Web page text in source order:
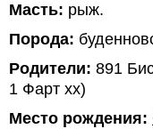
Масть: рыж.
Порода:
Родители: 891
1 Фарт хх)
Место рождения: